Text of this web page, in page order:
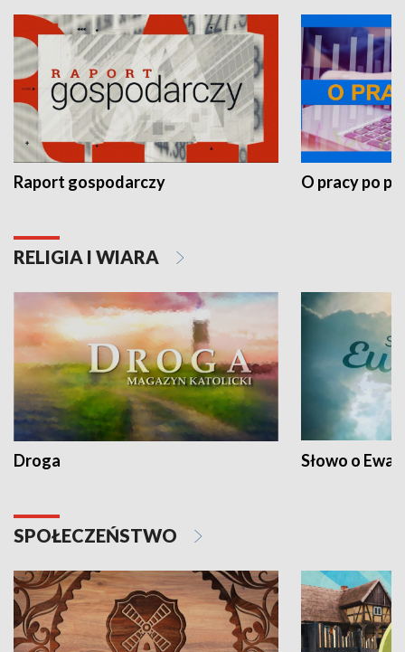
Raport gospodarczy O pracy po
RELIGIA I WIARA
Droga Słowo o
SPOŁECZEŃSTWO